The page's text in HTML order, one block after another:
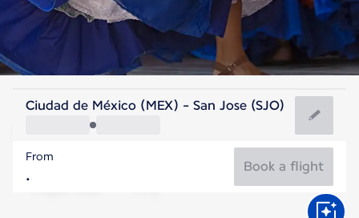
Costa Rica
San Jose
Costa Rica
Ciudad de México (MEX) - San Jose (SJO)
From
Book a flight